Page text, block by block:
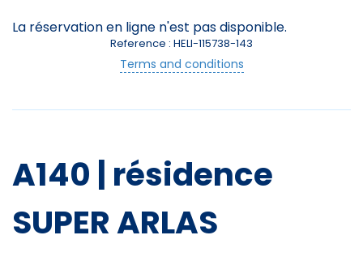
Etudiants - +
?
A140 | résidence
SUPER ARLAS
La réservation en ligne n'est pas disponible.
Reference : HELI-115738-143
Terms and conditions